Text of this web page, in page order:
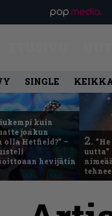
SINGLE
kuin
jonkun
Hetfield?” –
hevijätin
2.
uutta”